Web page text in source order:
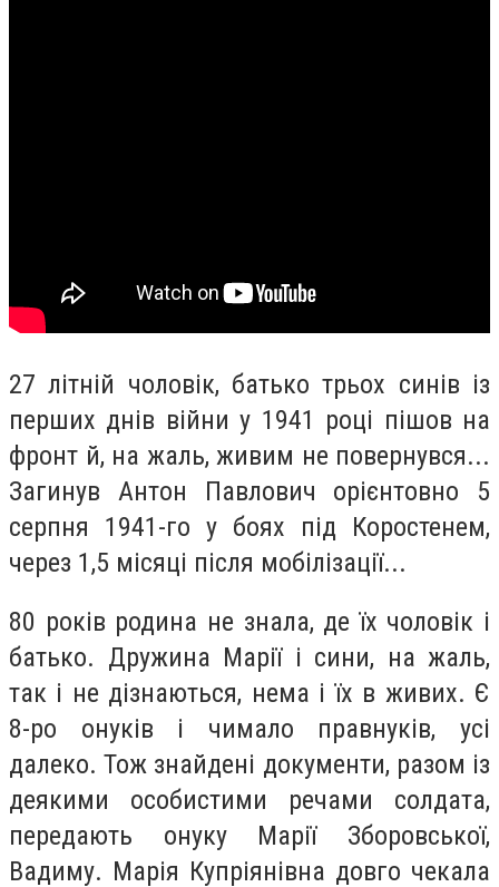
27 літній чоловік, батько трьох синів із
перших днів війни у 1941 році пішов на
фронт й, на жаль, живим не повернувся...
Загинув Антон Павлович орієнтовно 5
серпня 1941-го у боях під Коростенем,
через 1,5 місяці після мобілізації...
80 років родина не знала, де їх чоловік і
батько. Дружина Марії і сини, на жаль,
так і не дізнаються, нема і їх в живих. Є
8-ро онуків і чимало правнуків, усі
далеко. Тож знайдені документи, разом із
деякими особистими речами солдата,
передають онуку Марії Зборовської,
Вадиму. Марія Купріянівна довго чекала